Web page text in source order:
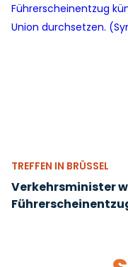
TREFFEN IN BRÜSSEL
Verkehrsminister